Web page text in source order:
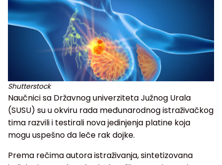
Shutterstock
Naučnici sa Državnog univerziteta Južnog Urala
(SUSU) su u okviru rada međunarodnog istraživačkog
tima razvili i testirali nova jedinjenja platine koja
mogu uspešno da leče rak dojke.
Prema rečima autora istraživanja, sintetizovana